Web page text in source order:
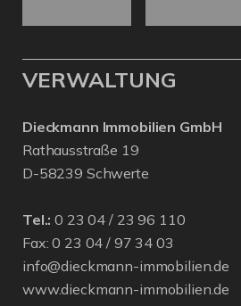
VERWALTUNG
Dieckmann Immobilien GmbH
Rathausstraße 19
D-58239 Schwerte
Tel.: 0 23 04 / 23 96 110
Fax: 0 23 04 / 97 34 03
info@dieckmann-immobilien.de
www.dieckmann-immobilien.de